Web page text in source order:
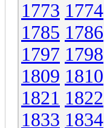
1773 1774
1785 1786
1797 1798
1809 1810
1821 1822
1833 1834